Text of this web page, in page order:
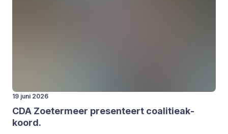
19 juni 2026
CDA Zoe­ter­meer pre­sen­teert coa­li­tie­ak­
koord.